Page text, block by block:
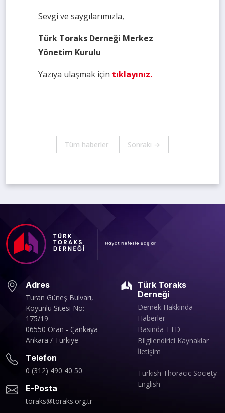
Sevgi ve saygılarımızla,
Türk Toraks Derneği Merkez
Yönetim Kurulu
Yazıya ulaşmak için tıklayınız.
Tüm haberler Sonraki →
Adres
Turan Güneş Bulvarı,
Koyunlu Sitesi No:
175/19
06550 Oran - Çankaya
Ankara / Türkiye
Telefon
0 (312) 490 40 50
E-Posta
toraks@toraks.org.tr
Türk Toraks
Derneği
Dernek Hakkında
Haberler
Basında TTD
Bilgilendirici Kaynaklar
İletişim
Turkish Thoracic Society
English